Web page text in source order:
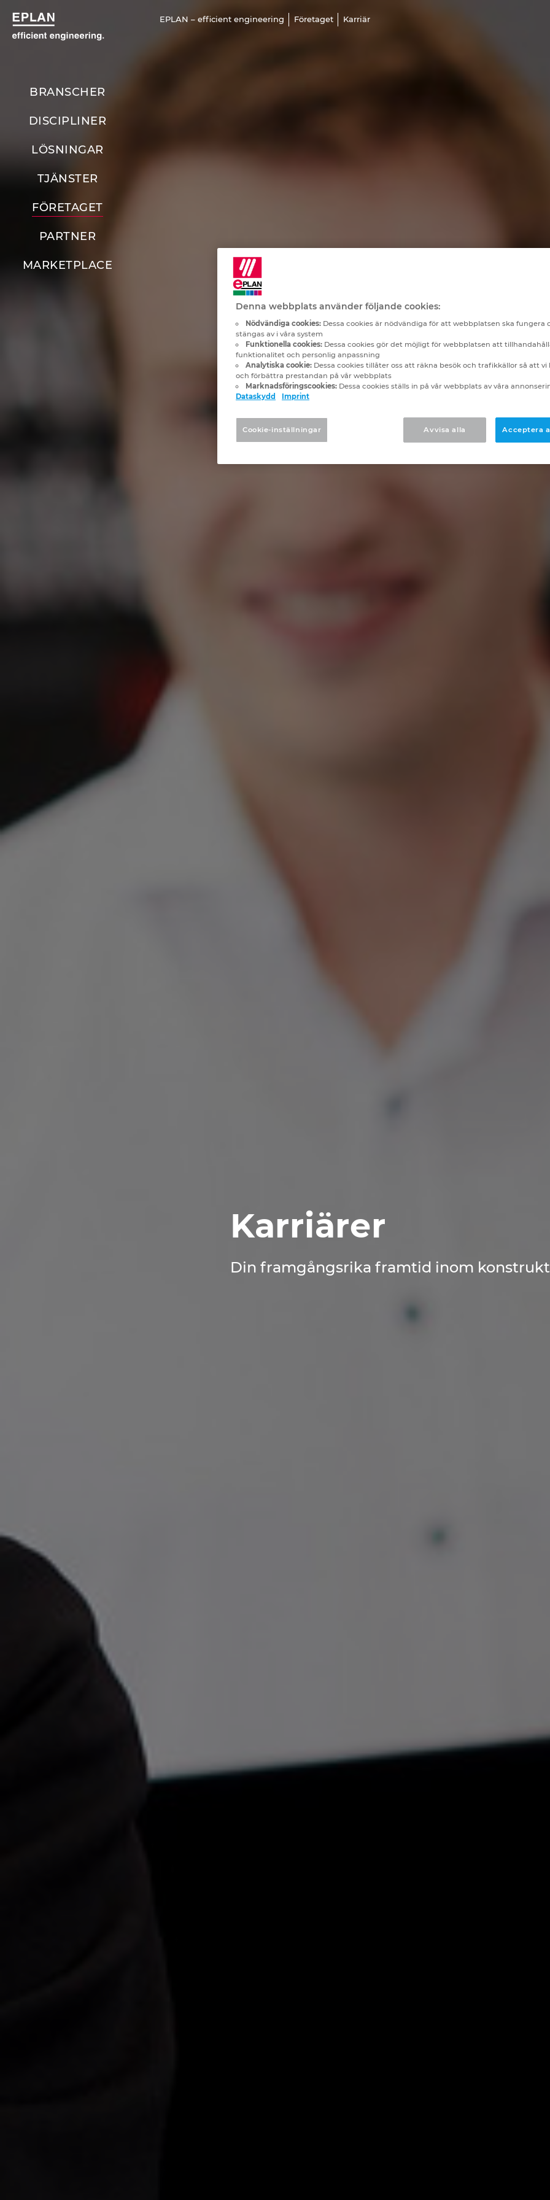
EPLAN – efficient engineering Företaget Karriär
BRANSCHER
DISCIPLINER
LÖSNINGAR
TJÄNSTER
FÖRETAGET
PARTNER
MARKETPLACE
Karriärer
Din framgångsrika framtid inom
Denna webbplats använder följande cookies:
Nödvändiga cookies: Dessa cookies är nödvändiga för att webbplatsen ska fungera
stängas av i våra system
Funktionella cookies: Dessa cookies gör det möjligt för webbplatsen att
funktionalitet och personlig anpassning
Analytiska cookie: Dessa cookies tillåter oss att räkna besök och trafikkällor så att vi
och förbättra prestandan på vår webbplats
Marknadsföringscookies: Dessa cookies ställs in på vår webbplats av våra
Dataskydd
Imprint
Avvisa alla Acceptera
Cookie-inställningar